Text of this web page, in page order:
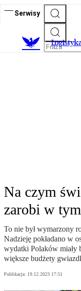
Serwisy
L
Na czym
zarobi w
To nie był wymarzony
Nadzieję pokładano w
wydatki Polaków miały
większe budżety
Publikacja: 19.12.2023 17:51